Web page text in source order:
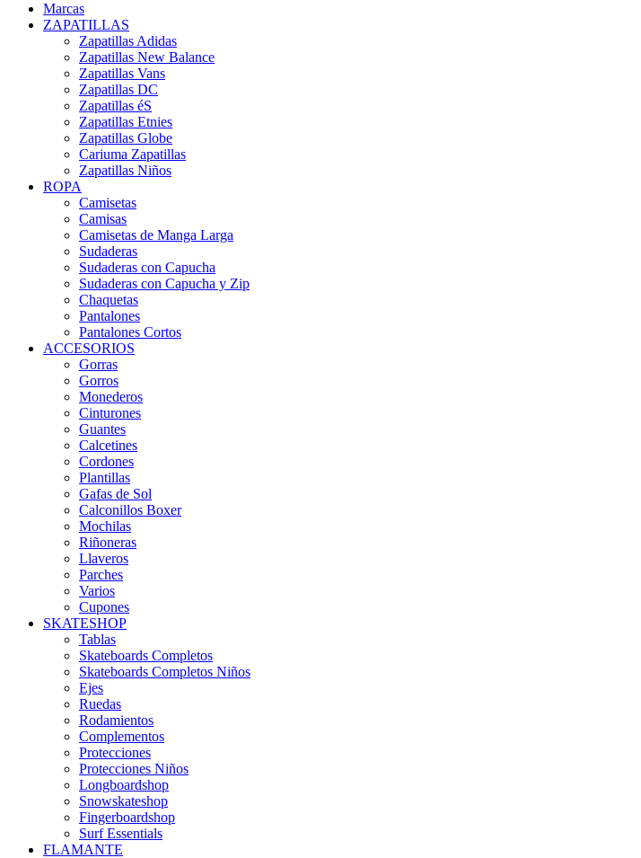
Marcas
ZAPATILLAS
Zapatillas Adidas
Zapatillas New Balance
Zapatillas Vans
Zapatillas DC
Zapatillas éS
Zapatillas Etnies
Zapatillas Globe
Cariuma Zapatillas
Zapatillas Niños
ROPA
Camisetas
Camisas
Camisetas de Manga Larga
Sudaderas
Sudaderas con Capucha
Sudaderas con Capucha y Zip
Chaquetas
Pantalones
Pantalones Cortos
ACCESORIOS
Gorras
Gorros
Monederos
Cinturones
Guantes
Calcetines
Cordones
Plantillas
Gafas de Sol
Calconillos Boxer
Mochilas
Riñoneras
Llaveros
Parches
Varios
Cupones
SKATESHOP
Tablas
Skateboards Completos
Skateboards Completos Niños
Ejes
Ruedas
Rodamientos
Complementos
Protecciones
Protecciones Niños
Longboardshop
Snowskateshop
Fingerboardshop
Surf Essentials
FLAMANTE